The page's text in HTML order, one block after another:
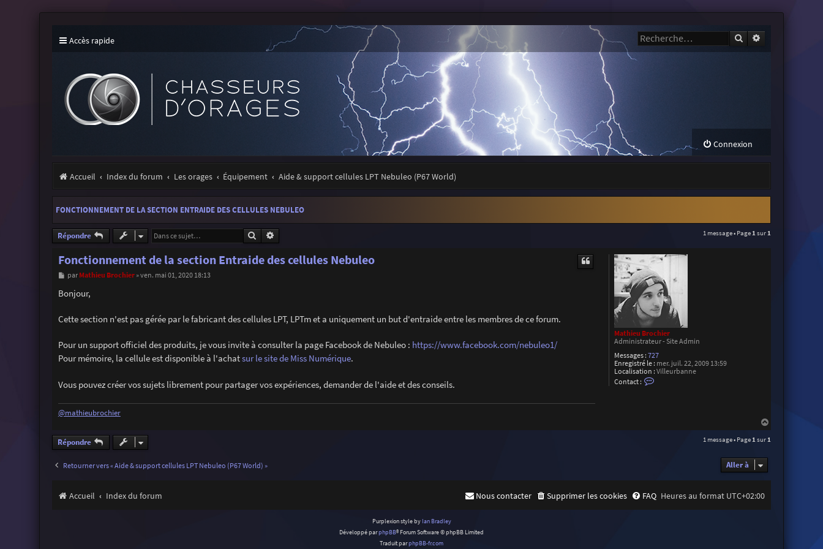
Accès rapide Rechercher
Connexion
Accueil Index du forum Les orages Équipement Aide & support cellules LPT Nebuleo (P67 World)
FONCTIONNEMENT DE LA SECTION ENTRAIDE DES CELLULES NEBULEO
Répondre Rechercher 1 message • Page 1 sur 1
Mathieu Brochier
Administrateur - Site Admin
Messages : 727
Enregistré le : mer. juil. 22, 2009 13:59
Localisation : Villeurbanne
Contact :
i
u
Fonctionnement de la section Entraide des cellules Nebuleo
M
s
s
g
e
par Mathieu Brochier»ven. mai 01, 2020 18:13
Bonjour,
Cette section n'est pas gérée par le fabricant des cellules LPT, LPTm et a uniquement un but d'entraide entre les membres de ce forum.
Pour un support officiel des produits, je vous invite à consulter la page Facebook de Nebuleo : https://www.facebook.com/nebuleo1/
Pour mémoire, la cellule est disponible à l'achatsur le site de Miss Numérique.
Vous pouvez créer vos sujets librement pour partager vos expériences, demander de l'aide et des conseils.
@mathieubrochier
a
u
Répondre 1 message • Page1sur1
Retourner vers « Aide & support cellules LPT Nebuleo (P67 World) » Aller à
Accueil Index du forum Heures au format UTC+02:00
FAQ
Supprimer les cookies
Nous contacter
Purplexion style by Ian Bradley
Développé parphpBB® Forum Software © phpBB Limited
Traduit parphpBB-fr.com